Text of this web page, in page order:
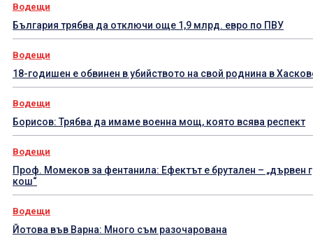
Водещи
България трябва да отключи още 1,9 млрд. евро по ПВУ
Водещи
18-годишен е обвинен в убийството на свой роднина в
Водещи
Борисов: Трябва да имаме военна мощ, която всява респект
Водещи
Проф. Момеков за фентанила: Ефектът е брутален – „дървен
кош“
Водещи
Йотова във Варна: Много съм разочарована